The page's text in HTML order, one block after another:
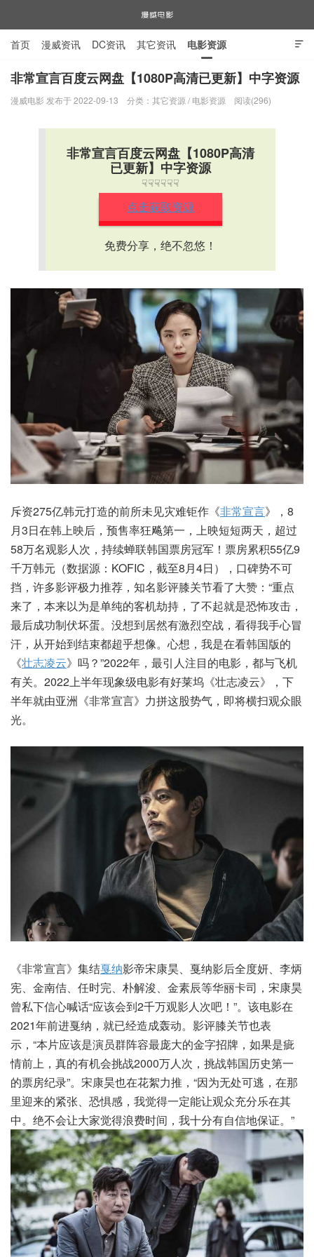

首页 漫威资讯 DC资讯 其它资讯 电影资源
电视剧资源 漫威图片
非常宣言百度云网盘【1080P高清已更新】中字资源
漫威电影 发布于 2022-09-13 分类： 其它资源 / 电影资源 阅读(296)
非常宣言百度云网盘【1080P高清
已更新】中字资源
☟☟☟☟☟☟
点击获取资源
免费分享，绝不忽悠！
斥资275亿韩元打造的前所未见灾难钜作《非常宣言》，8
月3日在韩上映后，预售率狂飚第一，上映短短两天，超过
58万名观影人次，持续蝉联韩国票房冠军！票房累积55亿9
千万韩元（数据源：KOFIC，截至8月4日），口碑势不可
挡，许多影评极力推荐，知名影评膝关节看了大赞：“重点
来了，本来以为是单纯的客机劫持，了不起就是恐怖攻击，
最后成功制伏坏蛋。没想到居然有激烈空战，看得我手心冒
汗，从开始到结束都超乎想像。心想，我是在看韩国版的
《壮志凌云》吗？”2022年，最引人注目的电影，都与飞机
有关。2022上半年现象级电影有好莱坞《壮志凌云》，下
半年就由亚洲《非常宣言》力拼这股势气，即将横扫观众眼
光。
《非常宣言》集结戛纳影帝宋康昊、戛纳影后全度妍、李炳
宪、金南佶、任时完、朴解浚、金素辰等华丽卡司，宋康昊
曾私下信心喊话“应该会到2千万观影人次吧！”。该电影在
2021年前进戛纳，就已经造成轰动。影评膝关节也表
示，“本片应该是演员群阵容最庞大的金字招牌，如果是疵
情前上，真的有机会挑战2000万人次，挑战韩国历史第一
的票房纪录”。宋康昊也在花絮力推，“因为无处可逃，在那
里迎来的紧张、恐惧感，我觉得一定能让观众充分乐在其
中。绝不会让大家觉得浪费时间，我十分有自信地保证。”